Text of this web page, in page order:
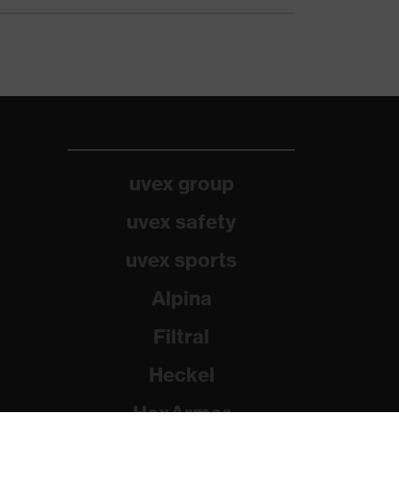
uvex group
uvex safety
uvex sports
Alpina
Filtral
Heckel
HexArmor